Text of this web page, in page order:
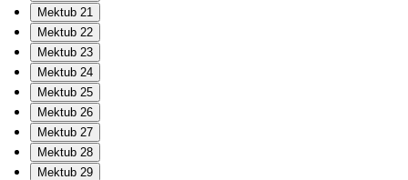
Mektub 21
Mektub 22
Mektub 23
Mektub 24
Mektub 25
Mektub 26
Mektub 27
Mektub 28
Mektub 29